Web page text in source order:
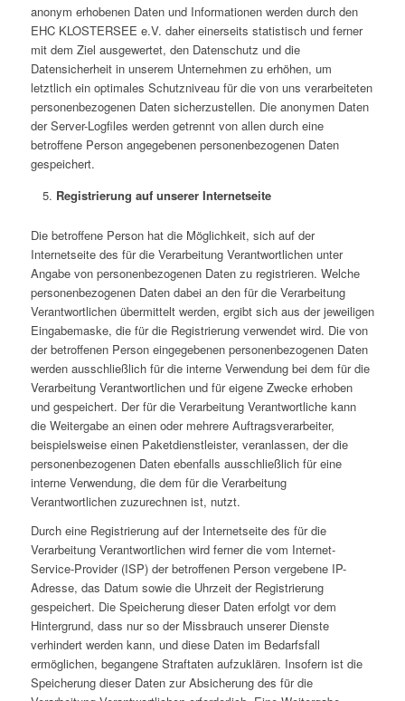
anonym erhobenen Daten und Informationen werden durch den
EHC KLOSTERSEE e.V. daher einerseits statistisch und ferner
mit dem Ziel ausgewertet, den Datenschutz und die
Datensicherheit in unserem Unternehmen zu erhöhen, um
letztlich ein optimales Schutzniveau für die von uns verarbeiteten
personenbezogenen Daten sicherzustellen. Die anonymen Daten
der Server-Logfiles werden getrennt von allen durch eine
betroffene Person angegebenen personenbezogenen Daten
gespeichert.
Registrierung auf unserer Internetseite
Die betroffene Person hat die Möglichkeit, sich auf der
Internetseite des für die Verarbeitung Verantwortlichen unter
Angabe von personenbezogenen Daten zu registrieren. Welche
personenbezogenen Daten dabei an den für die Verarbeitung
Verantwortlichen übermittelt werden, ergibt sich aus der jeweiligen
Eingabemaske, die für die Registrierung verwendet wird. Die von
der betroffenen Person eingegebenen personenbezogenen Daten
werden ausschließlich für die interne Verwendung bei dem für die
Verarbeitung Verantwortlichen und für eigene Zwecke erhoben
und gespeichert. Der für die Verarbeitung Verantwortliche kann
die Weitergabe an einen oder mehrere Auftragsverarbeiter,
beispielsweise einen Paketdienstleister, veranlassen, der die
personenbezogenen Daten ebenfalls ausschließlich für eine
interne Verwendung, die dem für die Verarbeitung
Verantwortlichen zuzurechnen ist, nutzt.
Durch eine Registrierung auf der Internetseite des für die
Verarbeitung Verantwortlichen wird ferner die vom Internet-
Service-Provider (ISP) der betroffenen Person vergebene IP-
Adresse, das Datum sowie die Uhrzeit der Registrierung
gespeichert. Die Speicherung dieser Daten erfolgt vor dem
Hintergrund, dass nur so der Missbrauch unserer Dienste
verhindert werden kann, und diese Daten im Bedarfsfall
ermöglichen, begangene Straftaten aufzuklären. Insofern ist die
Speicherung dieser Daten zur Absicherung des für die